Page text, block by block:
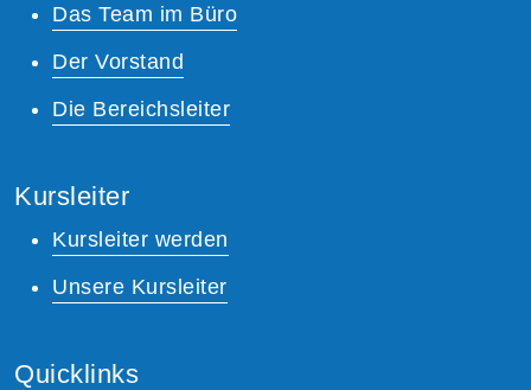
Das Team im Büro
Der Vorstand
Die Bereichsleiter
Kursleiter
Kursleiter werden
Unsere Kursleiter
Quicklinks